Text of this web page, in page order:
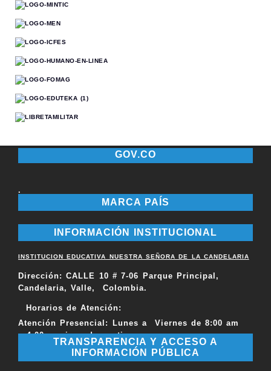
GOV.CO
.
MARCA PAÍS
INFORMACIÓN INSTITUCIONAL
INSTITUCION EDUCATIVA NUESTRA SEÑORA DE LA CANDELARIA
Dirección:CALLE 10 # 7-06 Parque Principal,
Candelaria, Valle, Colombia.
Horarios de Atención:
Atención Presencial: Lunes a Viernes de 8:00 am
a 4:00 pm jornada continua.
TRANSPARENCIA Y ACCESO A
INFORMACIÓN PÚBLICA